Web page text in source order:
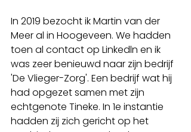
In 2019 bezocht ik Martin van der
Meer al in Hoogeveen. We hadden
toen al contact op Linkedln en ik
was zeer benieuwd naar zijn bedrijf
'De Vlieger-Zorg'. Een bedrijf wat hij
had opgezet samen met zijn
echtgenote Tineke. In 1e instantie
hadden zij zich gericht op het